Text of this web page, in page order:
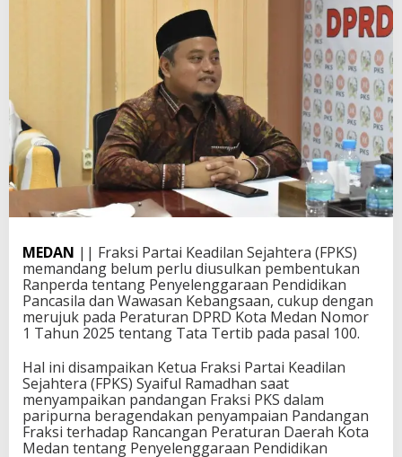
MEDAN || Fraksi Partai Keadilan Sejahtera (FPKS)
memandang belum perlu diusulkan pembentukan
Ranperda tentang Penyelenggaraan Pendidikan
Pancasila dan Wawasan Kebangsaan, cukup dengan
merujuk pada Peraturan DPRD Kota Medan Nomor
1 Tahun 2025 tentang Tata Tertib pada pasal 100.
Hal ini disampaikan Ketua Fraksi Partai Keadilan
Sejahtera (FPKS) Syaiful Ramadhan saat
menyampaikan pandangan Fraksi PKS dalam
paripurna beragendakan penyampaian Pandangan
Fraksi terhadap Rancangan Peraturan Daerah Kota
Medan tentang Penyelenggaraan Pendidikan